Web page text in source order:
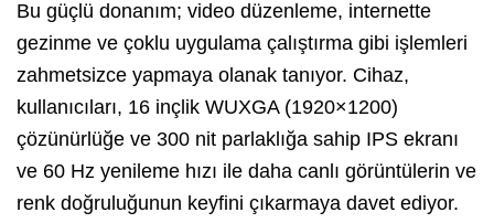
Bu güçlü donanım; video düzenleme, internette
gezinme ve çoklu uygulama çalıştırma gibi işlemleri
zahmetsizce yapmaya olanak tanıyor. Cihaz,
kullanıcıları, 16 inçlik WUXGA (1920×1200)
çözünürlüğe ve 300 nit parlaklığa sahip IPS ekranı
ve 60 Hz yenileme hızı ile daha canlı görüntülerin ve
renk doğruluğunun keyfini çıkarmaya davet ediyor.